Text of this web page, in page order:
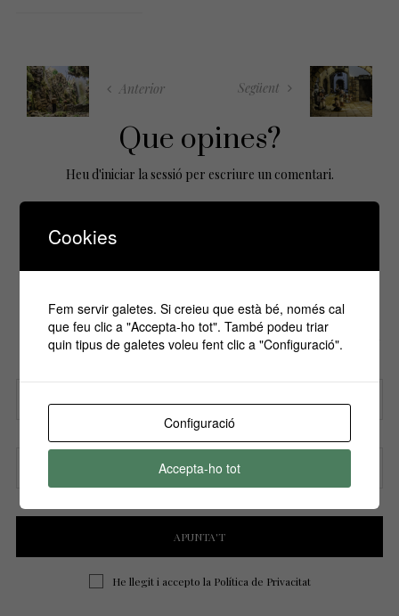
Anterior Següent
Que opines?
Heu d'iniciar la sessió per escriure un comentari.
Si vols estar informa't de tots els
esdeveniments, inscriu-te amb el teu email al
nostre butlletí!
Nom
He llegit i accepto la Política de Privacitat
Cookies
Fem servir galetes. Si creieu que està bé, només cal
que feu clic a "Accepta-ho tot". També podeu triar
quin tipus de galetes voleu fent clic a "Configuració".
Configuració
Accepta-ho tot